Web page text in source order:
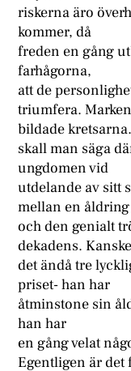
riskerna äro
kommer, då
freden en gång
farhågorna,
att de
triumfera.
bildade
skall man säga
ungdomen vid
utdelande av sitt
mellan en åldring
och den genialt
dekadens.
det ändå tre
priset- han har
åtminstone sin
han har
en gång velat
Egentligen är